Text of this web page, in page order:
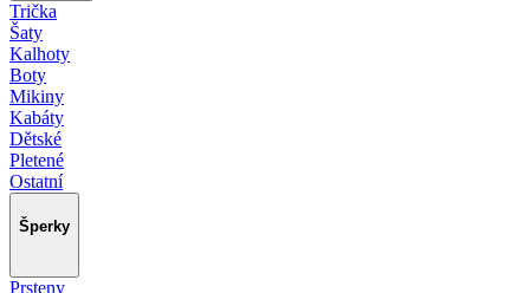
Trička
Šaty
Kalhoty
Boty
Mikiny
Kabáty
Dětské
Pletené
Ostatní
Šperky
Prsteny